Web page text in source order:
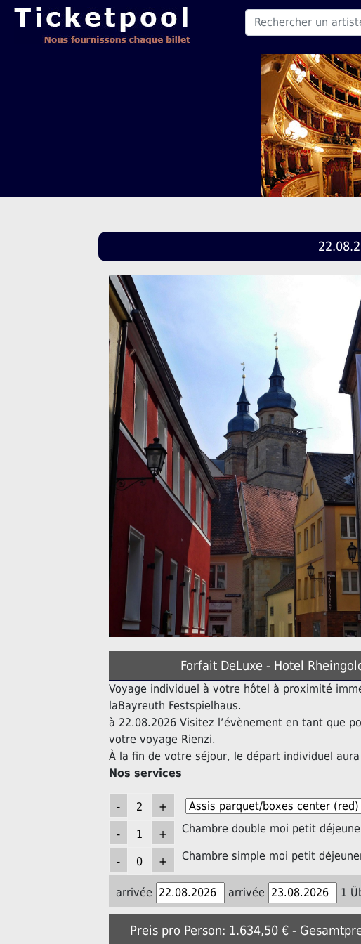
Forfait DeLuxe - Hotel
Voyage individuel à votre hôtel à proximité
laBayreuth Festspielhaus.
à 22.08.2026 Visitez l’évènement en tant que
votre voyage Rienzi.
À la fin de votre séjour, le départ individuel
Nos services
Chambre double moi petit
Chambre simple moi petit
arrivée arrivée 1
Preis pro Person: 1.634,50 € -